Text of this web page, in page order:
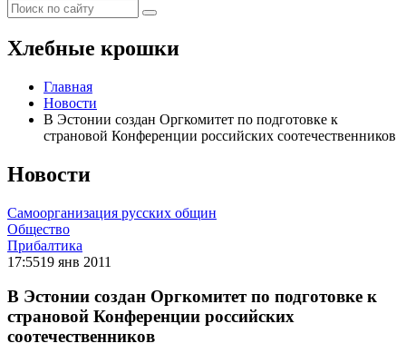
Хлебные крошки
Главная
Новости
В Эстонии создан Оргкомитет по подготовке к
страновой Конференции российских соотечественников
Новости
Самоорганизация русских общин
Общество
Прибалтика
17:5519 янв 2011
В Эстонии создан Оргкомитет по подготовке к
страновой Конференции российских
соотечественников